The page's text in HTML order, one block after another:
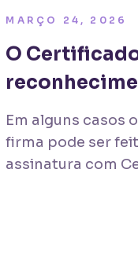
MARÇO 24, 2026
O
Em alguns casos
firma pode ser
assinatura com